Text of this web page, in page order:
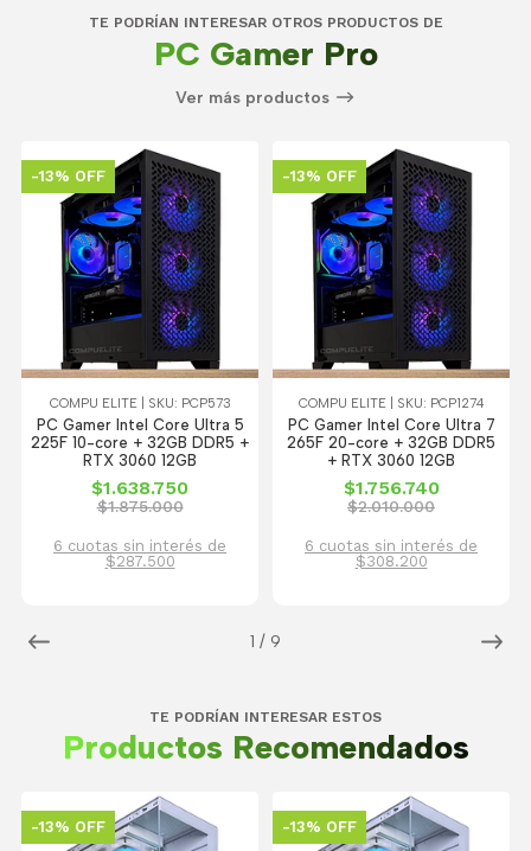
TE PODRÍAN INTERESAR OTROS PRODUCTOS DE
PC Gamer Pro
Ver más productos
1 / 9
-13% OFF
COMPU ELITE | SKU: PCP573
PC Gamer Intel Core Ultra 5
225F 10-core + 32GB DDR5 +
RTX 3060 12GB
$1.638.750
$1.875.000
6 cuotas sin interés de
$287.500
-13% OFF
COMPU ELITE | SKU: PCP1274
PC Gamer Intel Core Ultra 7
265F 20-core + 32GB DDR5
+ RTX 3060 12GB
$1.756.740
$2.010.000
6 cuotas sin interés de
$308.200
TE PODRÍAN INTERESAR ESTOS
Productos Recomendados
-13% OFF -13% OFF